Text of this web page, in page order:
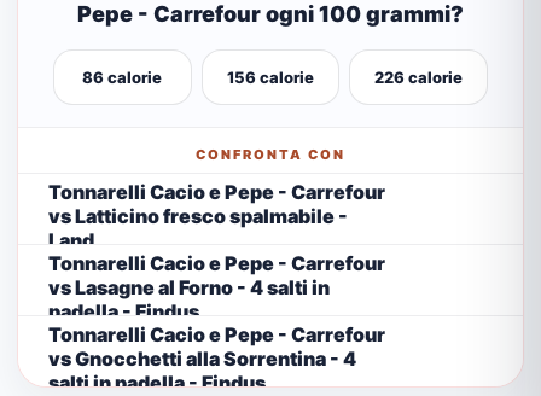
Pepe - Carrefour ogni 100 grammi?
86 calorie 156 calorie 226 calorie
CONFRONTA CON
Tonnarelli Cacio e Pepe - Carrefour
vs Latticino fresco spalmabile -
Land
Tonnarelli Cacio e Pepe - Carrefour
vs Lasagne al Forno - 4 salti in
padella - Findus
Tonnarelli Cacio e Pepe - Carrefour
vs Gnocchetti alla Sorrentina - 4
salti in padella - Findus